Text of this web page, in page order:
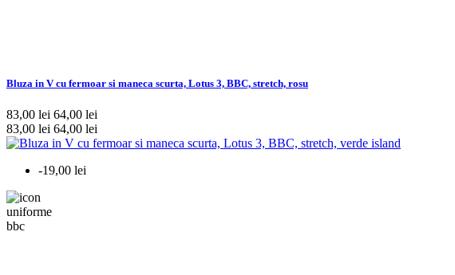
Bluza in V cu fermoar si maneca scurta, Lotus 3, BBC, stretch, rosu
83,00 lei 64,00 lei
83,00 lei 64,00 lei
-19,00 lei